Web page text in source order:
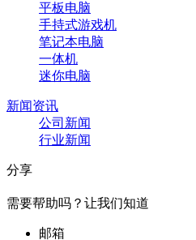
平板电脑
手持式游戏机
笔记本电脑
一体机
迷你电脑
新闻资讯
公司新闻
行业新闻
分享
需要帮助吗？让我们知道
邮箱